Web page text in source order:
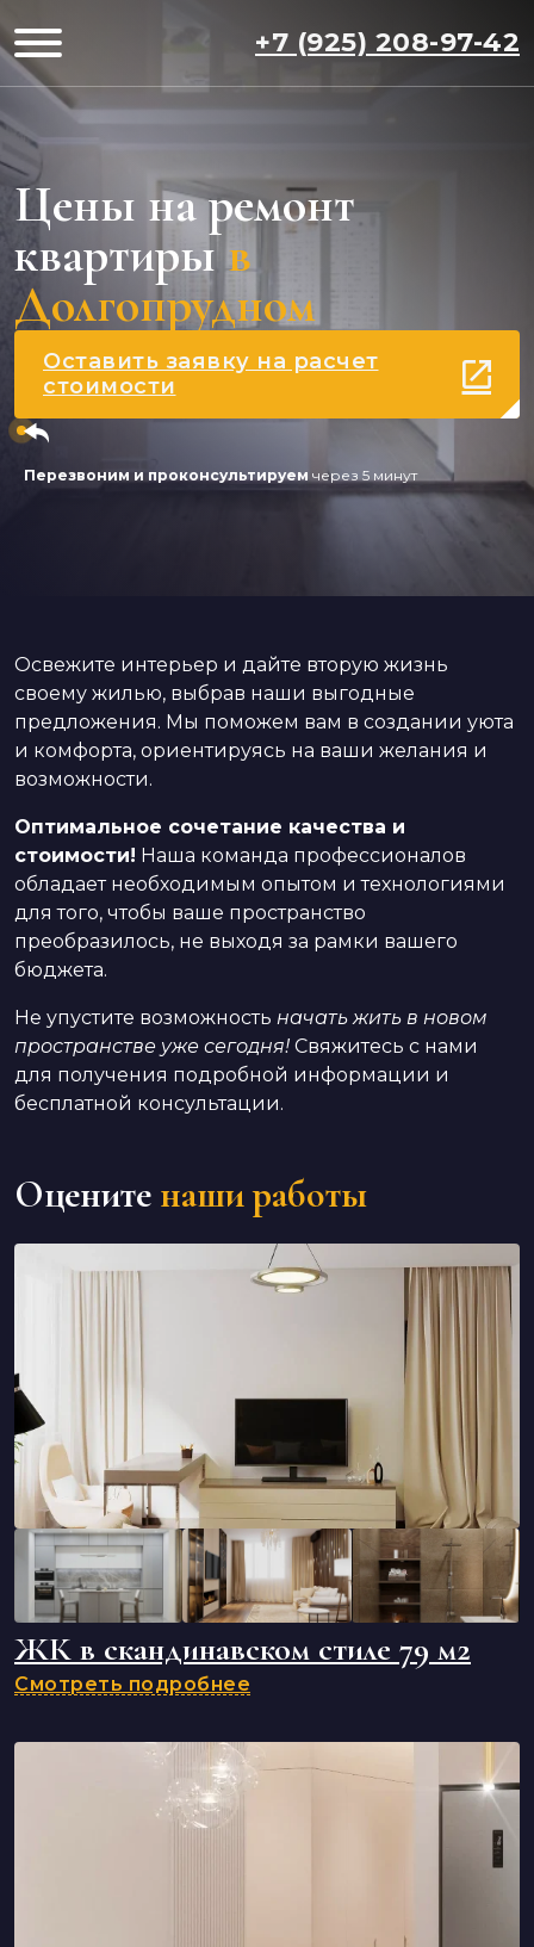
+7 (925) 208-97-42
Цены на ремонт
квартирыв
Долгопрудном
Оставить заявку на расчет
стоимости
Перезвоним и проконсультируем через 5 минут
Освежите интерьер и дайте вторую жизнь
своему жилью, выбрав наши выгодные
предложения. Мы поможем вам в создании уюта
и комфорта, ориентируясь на ваши желания и
возможности.
Оптимальное сочетание качества и
стоимости! Наша команда профессионалов
обладает необходимым опытом и технологиями
для того, чтобы ваше пространство
преобразилось, не выходя за рамки вашего
бюджета.
Не упустите возможность начать жить в новом
пространстве уже сегодня! Свяжитесь с нами
для получения подробной информации и
бесплатной консультации.
Оцените наши работы
ЖК в скандинавском стиле 79 м2
Смотреть подробнее